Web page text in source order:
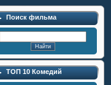
Поиск фильма
ТОП 10 Комедий